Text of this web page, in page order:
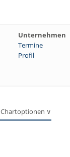
Unternehmen
Termine
Profil
Chartoptionen ∨